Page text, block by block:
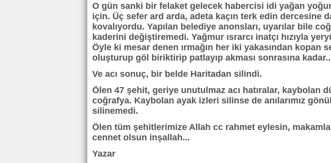
O gün sanki bir felaket gelecek habercisi idi yağan
için. Üç sefer ard arda, adeta kaçın terk edin dercesine
kovalıyordu. Yapılan belediye anonsları, uyarılar bile
kaderini değiştiremedi. Yağmur ısrarcı inatçı hızıyla
Öyle ki mesar denen ırmağın her iki yakasından kopan
oluşturup göl biriktirip patlayıp akması sonrasına
Ve acı sonuç, bir belde Haritadan silindi.
Ölen 47 şehit, geriye unutulmaz acı hatıralar, kaybolan
coğrafya. Kaybolan ayak izleri silinse de anılarımız
silinemedi.
Ölen tüm şehitlerimize Allah cc rahmet eylesin,
cennet olsun inşallah...
Yazar